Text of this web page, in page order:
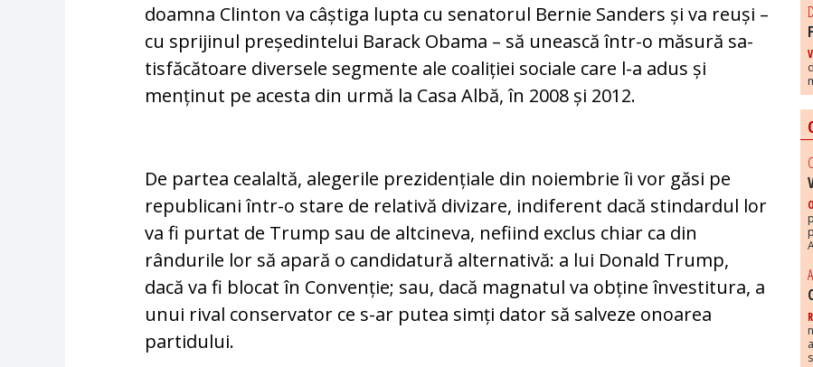
doamna Clinton va câș­ti­ga lupta cu senatorul Bernie Sanders și va reuși –
cu sprijinul președintelui Ba­rack Obama – să unească într-o măsură sa­
tis­făcătoare diversele segmente ale co­a­li­ției sociale care l-a adus și
menținut pe ace­sta din urmă la Casa Albă, în 2008 și 2012.
De partea cealaltă, alegerile prezidențiale din noiembrie îi vor găsi pe
republicani în­tr-o stare de relativă divizare, indiferent da­că stindardul lor
va fi purtat de Trump sau de altcineva, nefiind exclus chiar ca din
rândurile lor să apară o candidatură al­ternativă: a lui Donald Trump,
dacă va fi blo­cat în Convenție; sau, dacă magnatul va obține învestitura, a
unui rival con­ser­vator ce s-ar putea simți dator să salveze onoarea
partidului.